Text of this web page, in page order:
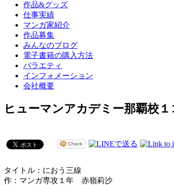
作品&グッズ
仕事実績
マンガ家紹介
作品募集
みんなのブログ
電子書籍の購入方法
バラエティ
インフォメーション
会社概要
ヒューマンアカデミー那覇校
タイトル：におう三線
作：マンガ専攻１年 赤嶺莉沙